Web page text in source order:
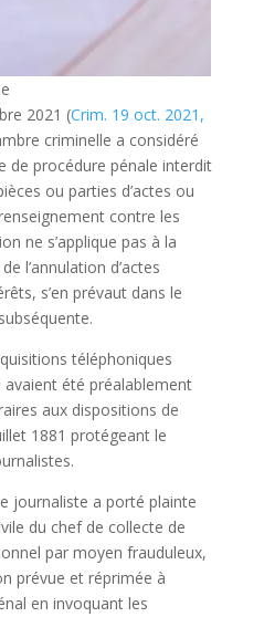
2021 (Crim. 19 oct. 2021,
criminelle a considéré
de procédure pénale interdit
ou parties d’actes ou
contre les
ne s’applique pas à la
l’annulation d’actes
s’en prévaut dans le
téléphoniques
été préalablement
aux dispositions de
1881 protégeant le
journaliste a porté plainte
du chef de collecte de
par moyen frauduleux,
prévue et réprimée à
en invoquant les